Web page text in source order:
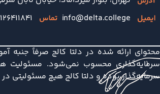
info@delta.college
محتوای ارائه شده در دلتا کالج صرفاً
سرمایه‌گذاری محسوب نمی‌شود. مسئولیت
سرمایه‌گذار بوده و دلتا کالج هیچ مسئولیتی